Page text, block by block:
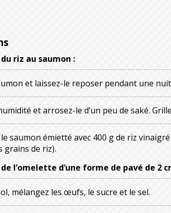
riz au saumon :
et laissez-le reposer pendant une
et arrosez-le d’un peu de saké.
saumon émietté avec 400 g de riz
grains de riz).
l’omelette d’une forme de pavé de 2
mélangez les œufs, le sucre et le sel.